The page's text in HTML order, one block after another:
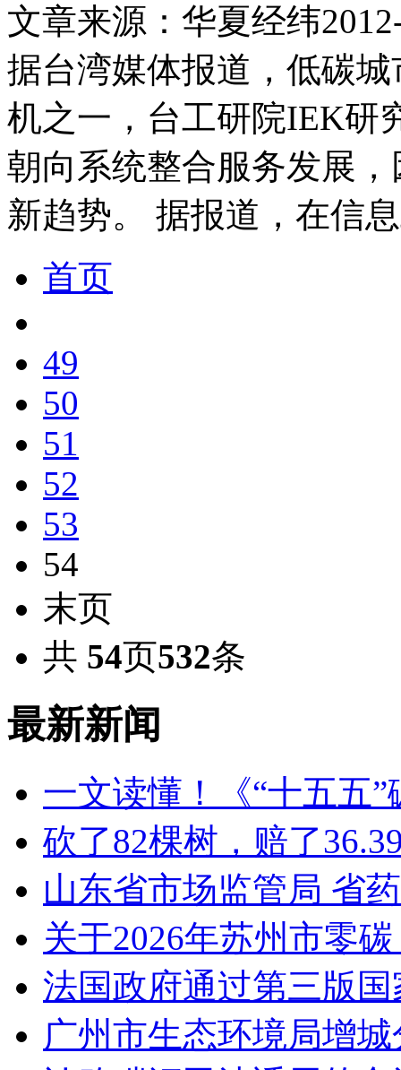
文章来源：华夏经纬
据台湾媒体报道，低碳
机之一，台工研院IEK研
朝向系统整合服务发展
新趋势。 据报道，在信
首页
49
50
51
52
53
54
末页
共 54页532条
最新新闻
一文读懂！《“十五五
砍了82棵树，赔了
山东省市场监管局 省
关于2026年苏州市零
法国政府通过第三版
广州市生态环境局增